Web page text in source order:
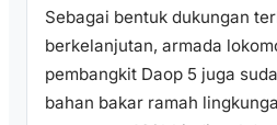
Sebagai bentuk dukungan
berkelanjutan, armada
pembangkit Daop 5 juga
bahan bakar ramah